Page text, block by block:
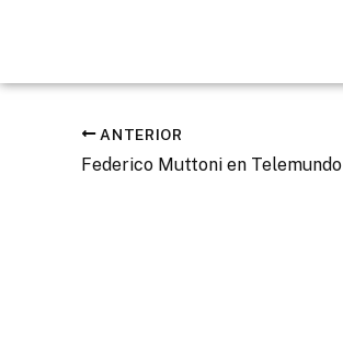
ANTERIOR
Federico Muttoni en Telemundo